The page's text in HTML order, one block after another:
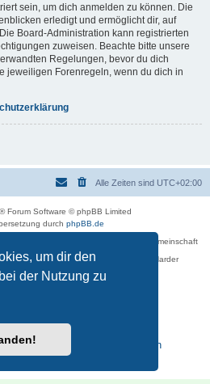
um dir den
der Nutzung zu
sein, um dich anmelden zu können. Die
erledigt und ermöglicht dir, auf
Board-Administration kann registrierten
zuweisen. Beachte bitte unsere
Regelungen, bevor du dich
jeweiligen Forenregeln, wenn du dich in
Alle Zeiten sind UTC+02:00
® Forum Software © phpBB Limited
durch phpBB.de
Vereinigung – Arbeits- und Forschungsgemeinschaft
May‹ in Sachsen,
Stiftung Radebeul bei Dresden: Ralf Harder
· Werk · Erinnerungsstätten